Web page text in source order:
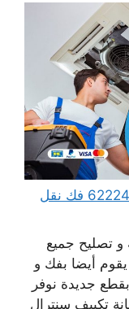
فني تكييف مركزي هندي الكويت 62224041 فك نقل
و تصليح جميع
يقوم أيضا بفك و
جديدة نوفر
تكييف سنترال